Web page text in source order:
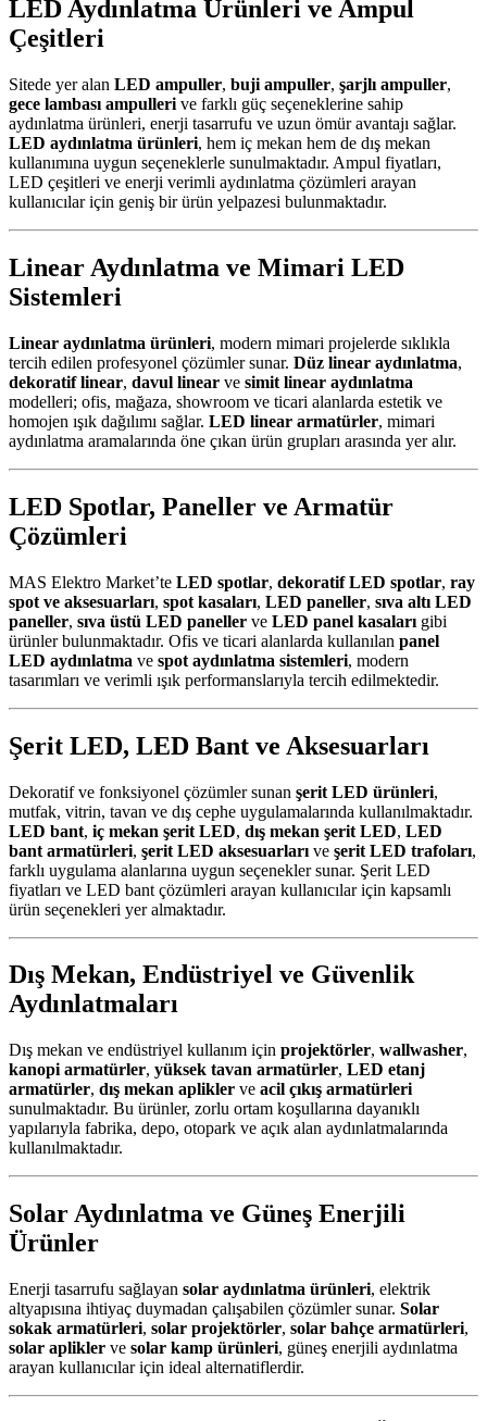
LED Aydınlatma Ürünleri ve Ampul
Çeşitleri
Sitede yer alan LED ampuller, buji ampuller, şarjlı ampuller,
gece lambası ampulleri ve farklı güç seçeneklerine sahip
aydınlatma ürünleri, enerji tasarrufu ve uzun ömür avantajı sağlar.
LED aydınlatma ürünleri, hem iç mekan hem de dış mekan
kullanımına uygun seçeneklerle sunulmaktadır. Ampul fiyatları,
LED çeşitleri ve enerji verimli aydınlatma çözümleri arayan
kullanıcılar için geniş bir ürün yelpazesi bulunmaktadır.
Linear Aydınlatma ve Mimari LED
Sistemleri
Linear aydınlatma ürünleri, modern mimari projelerde sıklıkla
tercih edilen profesyonel çözümler sunar. Düz linear aydınlatma,
dekoratif linear, davul linear ve simit linear aydınlatma
modelleri; ofis, mağaza, showroom ve ticari alanlarda estetik ve
homojen ışık dağılımı sağlar. LED linear armatürler, mimari
aydınlatma aramalarında öne çıkan ürün grupları arasında yer alır.
LED Spotlar, Paneller ve Armatür
Çözümleri
MAS Elektro Market’te LED spotlar, dekoratif LED spotlar, ray
spot ve aksesuarları, spot kasaları, LED paneller, sıva altı LED
paneller, sıva üstü LED paneller ve LED panel kasaları gibi
ürünler bulunmaktadır. Ofis ve ticari alanlarda kullanılan panel
LED aydınlatma ve spot aydınlatma sistemleri, modern
tasarımları ve verimli ışık performanslarıyla tercih edilmektedir.
Şerit LED, LED Bant ve Aksesuarları
Dekoratif ve fonksiyonel çözümler sunan şerit LED ürünleri,
mutfak, vitrin, tavan ve dış cephe uygulamalarında kullanılmaktadır.
LED bant, iç mekan şerit LED, dış mekan şerit LED, LED
bant armatürleri, şerit LED aksesuarları ve şerit LED trafoları,
farklı uygulama alanlarına uygun seçenekler sunar. Şerit LED
fiyatları ve LED bant çözümleri arayan kullanıcılar için kapsamlı
ürün seçenekleri yer almaktadır.
Dış Mekan, Endüstriyel ve Güvenlik
Aydınlatmaları
Dış mekan ve endüstriyel kullanım için projektörler, wallwasher,
kanopi armatürler, yüksek tavan armatürler, LED etanj
armatürler, dış mekan aplikler ve acil çıkış armatürleri
sunulmaktadır. Bu ürünler, zorlu ortam koşullarına dayanıklı
yapılarıyla fabrika, depo, otopark ve açık alan aydınlatmalarında
kullanılmaktadır.
Solar Aydınlatma ve Güneş Enerjili
Ürünler
Enerji tasarrufu sağlayan solar aydınlatma ürünleri, elektrik
altyapısına ihtiyaç duymadan çalışabilen çözümler sunar. Solar
sokak armatürleri, solar projektörler, solar bahçe armatürleri,
solar aplikler ve solar kamp ürünleri, güneş enerjili aydınlatma
arayan kullanıcılar için ideal alternatiflerdir.